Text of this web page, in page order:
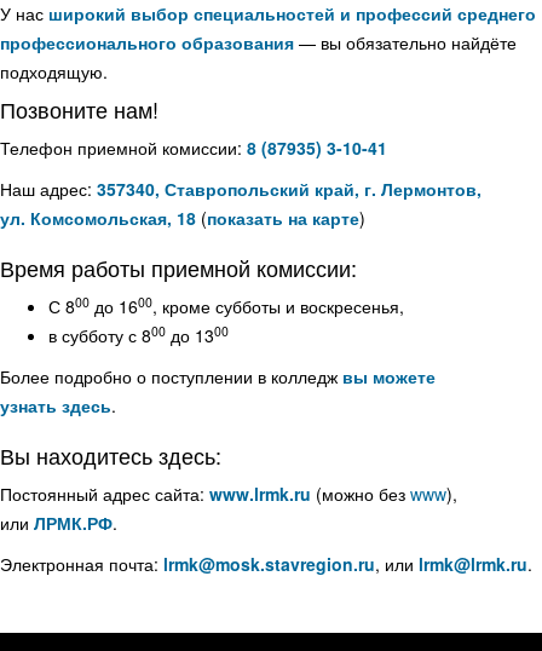
У нас широкий выбор специальностей и профессий среднего
профессионального образования — вы обязательно найдёте
подходящую.
Позвоните нам!
Телефон приемной комиссии: 8 (87935) 3-10-41
Наш адрес: 357340, Ставропольский край, г. Лермонтов,
ул. Комсомольская, 18 (показать на карте)
Время работы приемной комиссии:
С 800 до 1600, кроме субботы и воскресенья,
в субботу с 800 до 1300
Более подробно о поступлении в колледж вы можете
узнать здесь.
Вы находитесь здесь:
Постоянный адрес сайта: www.lrmk.ru (можно без www),
или ЛРМК.РФ.
Электронная почта:
, или .